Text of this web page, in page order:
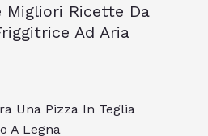
Migliori Ricette Da
Ad Aria